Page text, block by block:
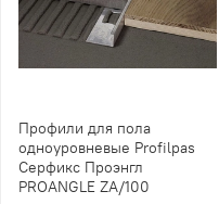
Профили для пола
одноуровневые Profilpas
Серфикс Проэнгл
PROANGLE ZA/100